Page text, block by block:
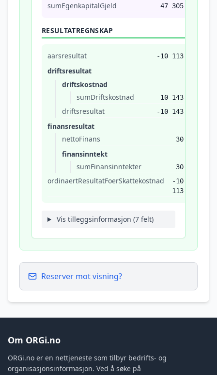
sumEgenkapitalGjeld 47 305
RESULTATREGNSKAP
aarsresultat -10 113
driftsresultat
driftskostnad
sumDriftskostnad
10 143
driftsresultat -10 143
finansresultat
nettoFinans
30
finansinntekt
sumFinansinntekter
30
ordinaertResultatFoerSkattekostnad
-10
113
Vis tilleggsinformasjon (7 felt)
Reserver mot visning?
Om ORGi.no
ORGi.no er en nettjeneste som tilbyr bedrifts- og
organisasjonsinformasjon. Ved å søke på